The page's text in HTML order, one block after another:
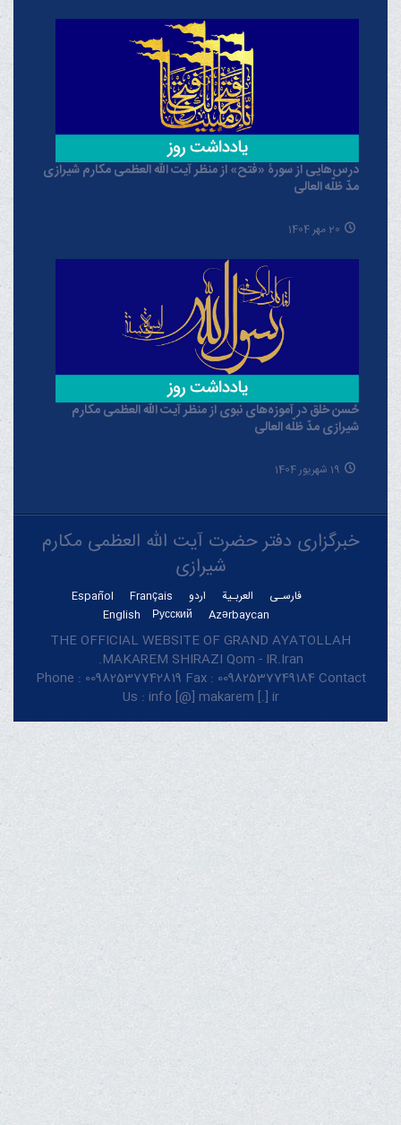
درس‌هایی از سورۀ «فتح» از منظر آیت الله العظمی مکارم شیرازی
مدّ ظلّه العالی
20 مهر 1404
حُسن خلق در آموزه‌های نبوی از منظر آیت الله العظمی مکارم
شیرازی مدّ ظلّه العالی
19 شهریور 1404
خبرگزاری دفتر حضرت آیت الله العظمی مکارم
شیرازی
فارسـی العربـیة اردو Français
Español
Azərbaycan
Русский
English
THE OFFICIAL WEBSITE OF GRAND AYATOLLAH
MAKAREM SHIRAZI Qom - IR.Iran.
Phone : 00982537742819 Fax : 00982537749184 Contact
Us : info [@] makarem [.] ir